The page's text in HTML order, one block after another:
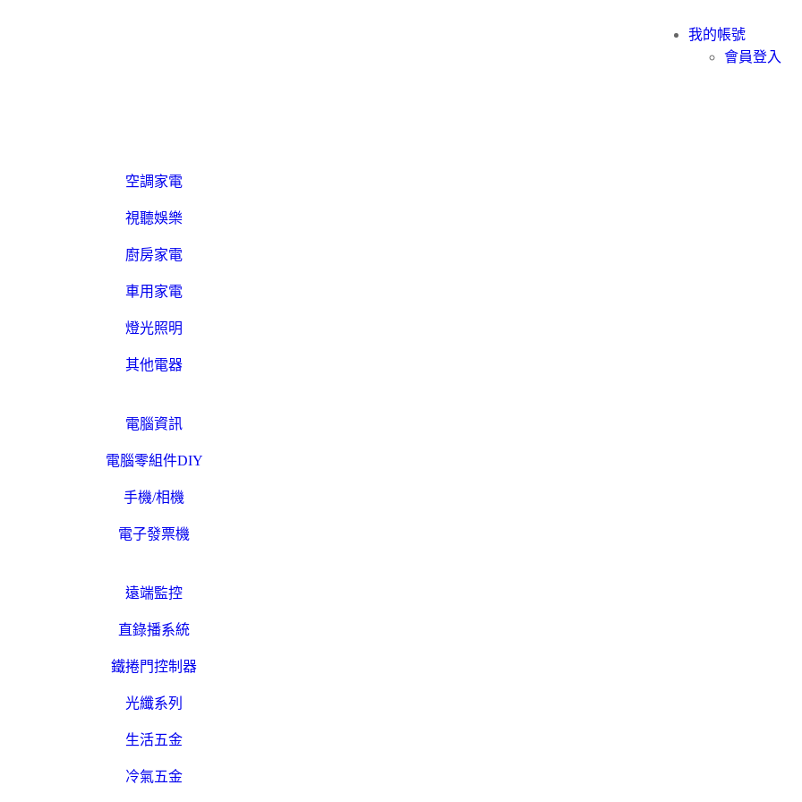
我的帳號
會員登入
空調家電
視聽娛樂
廚房家電
車用家電
燈光照明
其他電器
電腦資訊
電腦零組件DIY
手機/相機
電子發票機
遠端監控
直錄播系統
鐵捲門控制器
光纖系列
生活五金
冷氣五金